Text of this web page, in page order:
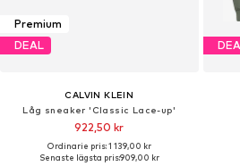
Premium
DEAL
CALVIN KLEIN
Låg sneaker 'Classic Lace-up'
922,50 kr
Ordinarie pris: 1 139,00 kr
Senaste lägsta pris:909,00 kr